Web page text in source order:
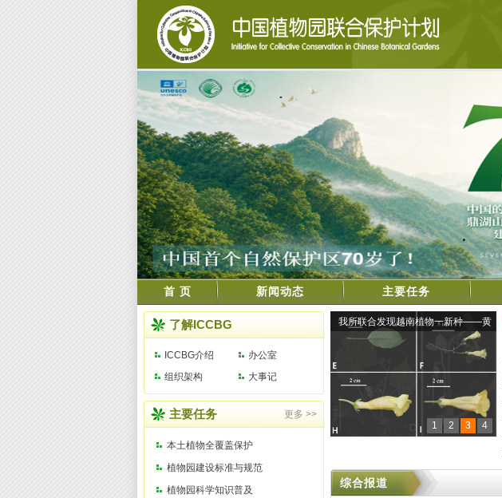
首 页 新闻动态 主要任务
了解ICCBG
ICCBG介绍
办公室
组织架构
大事记
主要任务 更多 >>
本土植物全覆盖保护
植物园建设标准与规范
植物园科学知识普及
我所联合发现越南植物一新种——黄
花漏斗苣
我所联合在广西喀斯特林区发现2个
大型真菌
1 2 3 4
综合报道